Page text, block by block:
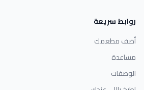
روابط سريعة
أضف مطعمك
مساعدة
الوصفات